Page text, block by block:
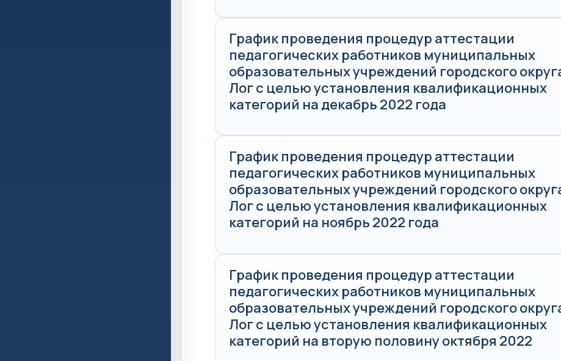
График проведения процедур аттестации
педагогических работников муниципальных
образовательных учреждений городского
Лог с целью установления квалификационных
категорий на декабрь 2022 года
График проведения процедур аттестации
педагогических работников муниципальных
образовательных учреждений городского
Лог с целью установления квалификационных
категорий на ноябрь 2022 года
График проведения процедур аттестации
педагогических работников муниципальных
образовательных учреждений городского
Лог с целью установления квалификационных
категорий на вторую половину октября 2022